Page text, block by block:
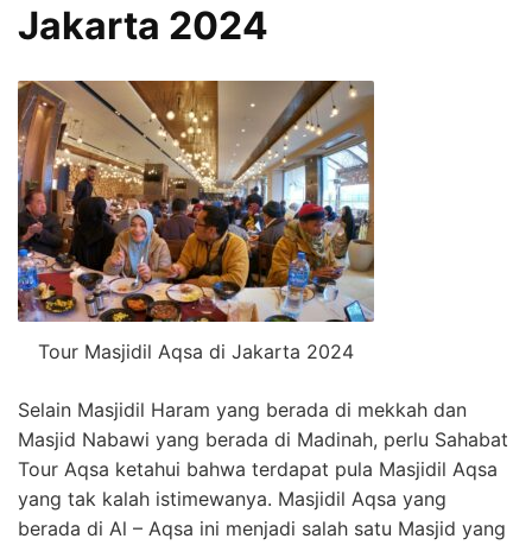
Jakarta 2024
Tour Masjidil Aqsa di Jakarta 2024
Selain Masjidil Haram yang berada di mekkah dan
Masjid Nabawi yang berada di Madinah, perlu Sahabat
Tour Aqsa ketahui bahwa terdapat pula Masjidil Aqsa
yang tak kalah istimewanya. Masjidil Aqsa yang
berada di Al – Aqsa ini menjadi salah satu Masjid yang